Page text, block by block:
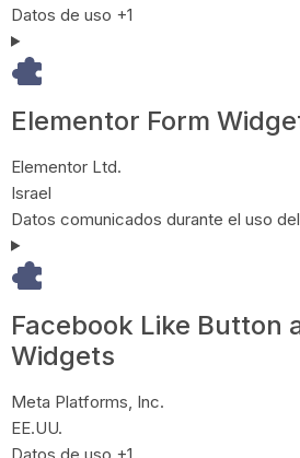
Datos Personales tratados:
Datos de uso +1
Elementor Form
Empresa:
Elementor Ltd.
Lugar de tratamiento:
Israel
Datos Personales tratados:
Datos comunicados durante el uso
Facebook Like Button
Widgets
Empresa:
Meta Platforms, Inc.
Lugar de tratamiento:
EE.UU.
Datos Personales tratados: